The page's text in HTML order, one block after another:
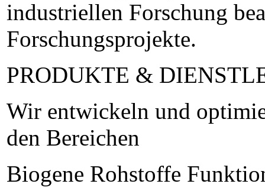
industriellen Forschung
Forschungsprojekte.
PRODUKTE &
Wir entwickeln und
den Bereichen
Biogene Rohstoffe